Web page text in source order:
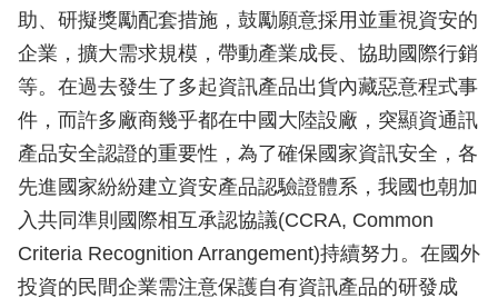
助、研擬獎勵配套措施，鼓勵願意採用並重視資安的
企業，擴大需求規模，帶動產業成長、協助國際行銷
等。在過去發生了多起資訊產品出貨內藏惡意程式事
件，而許多廠商幾乎都在中國大陸設廠，突顯資通訊
產品安全認證的重要性，為了確保國家資訊安全，各
先進國家紛紛建立資安產品認驗證體系，我國也朝加
入共同準則國際相互承認協議(CCRA, Common
Criteria Recognition Arrangement)持續努力。在國外
投資的民間企業需注意保護自有資訊產品的研發成